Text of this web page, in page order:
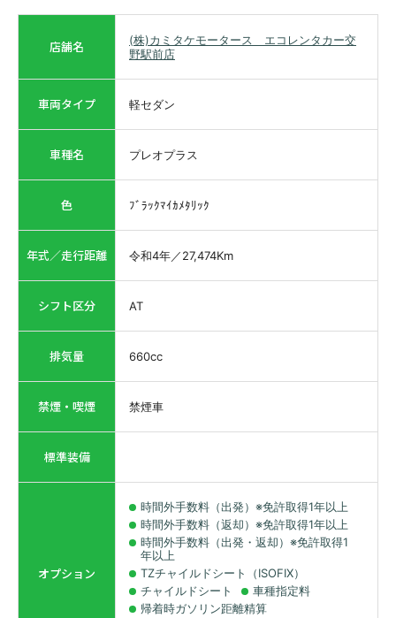
店舗名
(株)カミタケモータース エコレンタカー交
野駅前店
車両タイプ 軽セダン
車種名 プレオプラス
色 ﾌﾞﾗｯｸﾏｲｶﾒﾀﾘｯｸ
年式／走行距離 令和4年／27,474Km
シフト区分 AT
排気量 660cc
禁煙・喫煙 禁煙車
標準装備
オプション
時間外手数料（出発）※免許取得1年以上
時間外手数料（返却）※免許取得1年以上
時間外手数料（出発・返却）※免許取得1
年以上
TZチャイルドシート（ISOFIX）
チャイルドシート
車種指定料
帰着時ガソリン距離精算